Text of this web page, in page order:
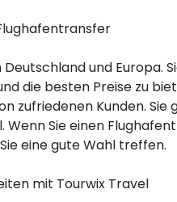
und Europa.
die besten Preise zu
zufriedenen Kunden.
Sie einen
eine gute Wahl treffen.
mit Tourwix Travel